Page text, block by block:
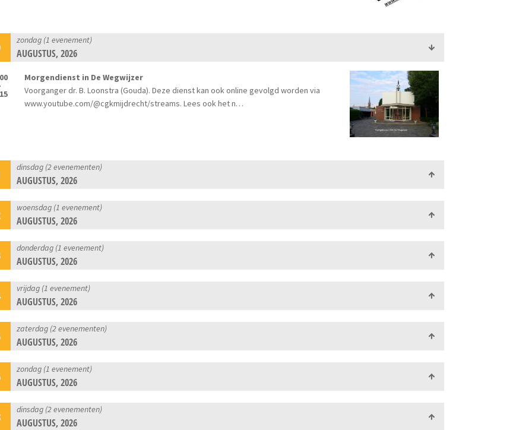
zondag (1 evenement)
AUGUSTUS, 2026
Morgendienst in De Wegwijzer
Voorganger dr. B. Loonstra (Gouda). Deze dienst kan ook online gevolgd worden via
www.youtube.com/@cgkmijdrecht/streams. Lees ook het n…
dinsdag (2 evenementen)
AUGUSTUS, 2026
woensdag (1 evenement)
AUGUSTUS, 2026
donderdag (1 evenement)
AUGUSTUS, 2026
vrijdag (1 evenement)
AUGUSTUS, 2026
zaterdag (2 evenementen)
AUGUSTUS, 2026
zondag (1 evenement)
AUGUSTUS, 2026
dinsdag (2 evenementen)
AUGUSTUS, 2026